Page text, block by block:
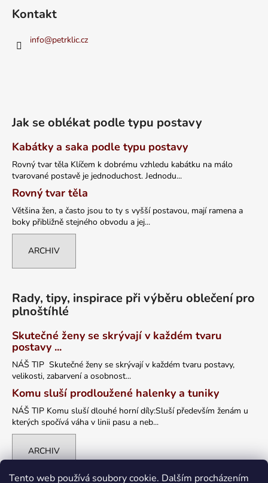
Tento web používá soubory cookie. Dalším procházením
Kontakt
info@petrklic.cz
Jak se oblékat podle typu postavy
Kabátky a saka podle typu postavy
Rovný tvar těla Klíčem k dobrému vzhledu kabátku na málo
tvarované postavě je jednoduchost. Jednodu...
Rovný tvar těla
Většina žen, a často jsou to ty s vyšší postavou, mají ramena a
boky přibližně stejného obvodu a jej...
ARCHIV
Rady, tipy, inspirace při výběru oblečení pro
plnoštíhlé
Skutečné ženy se skrývají v každém tvaru
postavy ...
NÁŠ TIP Skutečné ženy se skrývají v každém tvaru postavy,
velikosti, zabarvení a osobnost...
Komu sluší prodloužené halenky a tuniky
NÁŠ TIP Komu sluší dlouhé horní díly:Sluší především ženám u
kterých spočívá váha v linii pasu a neb...
ARCHIV